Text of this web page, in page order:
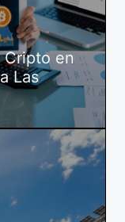
Cripto en
Las